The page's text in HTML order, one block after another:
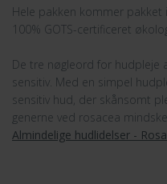
Hele pakken kommer pakket
100% GOTS-certificeret
De tre nøgleord for hudpleje
sensitiv. Med en simpel
sensitiv hud, der skånsomt
generne ved rosacea
Almindelige hudlidelser -